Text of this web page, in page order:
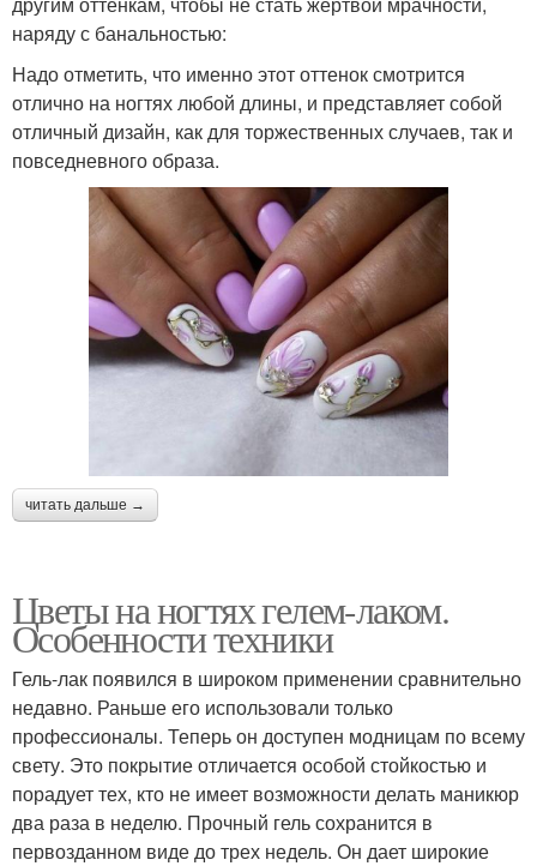
наряду с банальностью:
Надо отметить, что именно этот оттенок смотрится
отлично на ногтях любой длины, и представляет собой
отличный дизайн, как для торжественных случаев, так и
повседневного образа.
читать дальше →
Цветы на ногтях гелем-лаком.
Особенности техники
Гель-лак появился в широком применении сравнительно
недавно. Раньше его использовали только
профессионалы. Теперь он доступен модницам по всему
свету. Это покрытие отличается особой стойкостью и
порадует тех, кто не имеет возможности делать маникюр
два раза в неделю. Прочный гель сохранится в
первозданном виде до трех недель. Он дает широкие